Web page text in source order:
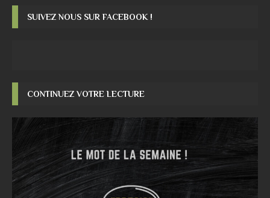
SUIVEZ NOUS SUR FACEBOOK !
CONTINUEZ VOTRE LECTURE